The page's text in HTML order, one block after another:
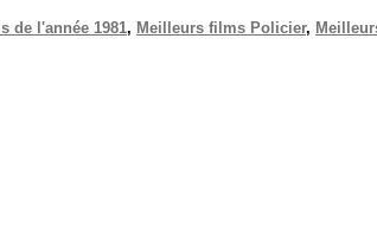
de l'année 1981, Meilleurs films Policier,